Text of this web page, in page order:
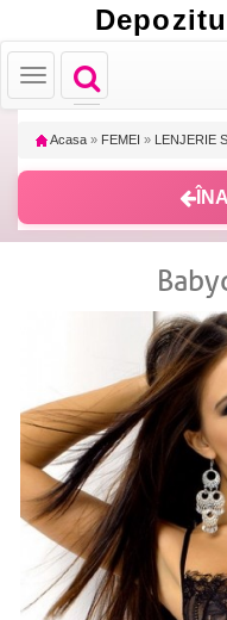
Toggle
navigation
Toggle
navigation
Acasa » FEMEI » LENJERIE